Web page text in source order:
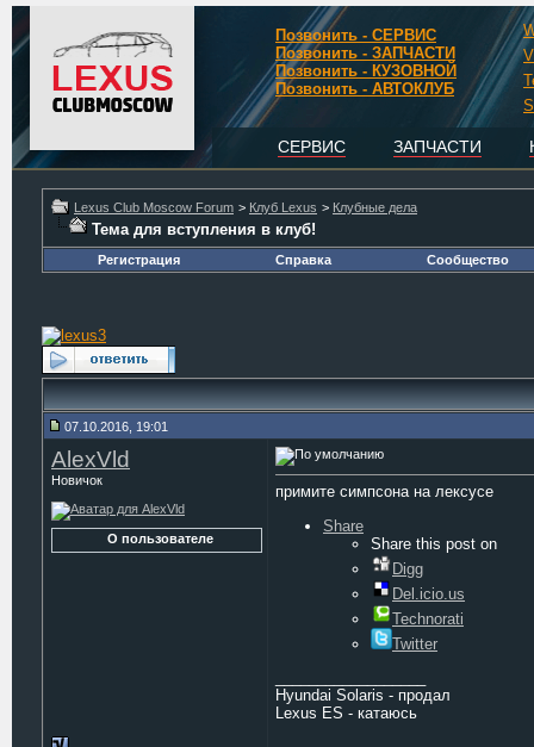
Позвонить - СЕРВИС
Позвонить - ЗАПЧАСТИ
Позвонить - КУЗОВНОЙ
Позвонить - АВТОКЛУБ
СЕРВИС ЗАПЧАСТИ
Lexus Club Moscow Forum > Клуб Lexus > Клубные дела
Тема для вступления в клуб!
Регистрация Справка Сообщество
07.10.2016, 19:01
AlexVld
Новичок
О пользователе
примите симпсона на лексусе
Share
Share this post on
Digg
Del.icio.us
Technorati
Twitter
Hyundai Solaris - продал
Lexus ES - катаюсь